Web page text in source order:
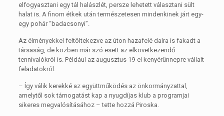
elfogyasztani egy tál halászlét, persze lehetett választani sült
halat is. A finom étkek után természetesen mindenkinek járt egy-
egy pohár “badacsonyi”.
Az élményekkel feltöltekezve az úton hazafelé dalra is fakadt a
társaság, de közben már szó esett az elkövetkezendő
tennivalókról is. Például az augusztus 19-ei kenyérünnepre vállalt
feladatokról.
– Így válik kerekké az együttműködés az önkormányzattal,
amelytől sok támogatást kap a nyugdíjas klub a programjai
sikeres megvalósításához – tette hozzá Piroska.